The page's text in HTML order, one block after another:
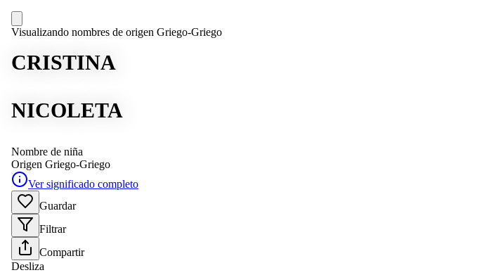
Visualizando nombres de origen Griego-Griego
CRISTINA
NICOLETA
Nombre de niña
Origen Griego-Griego
Ver significado completo
Guardar
Filtrar
Compartir
Desliza